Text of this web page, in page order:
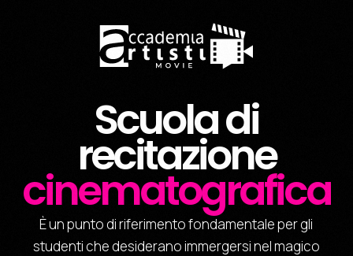
Scuola di
recitazione
cinematografica
È un punto di riferimento fondamentale per gli
studenti che desiderano immergersi nel magico